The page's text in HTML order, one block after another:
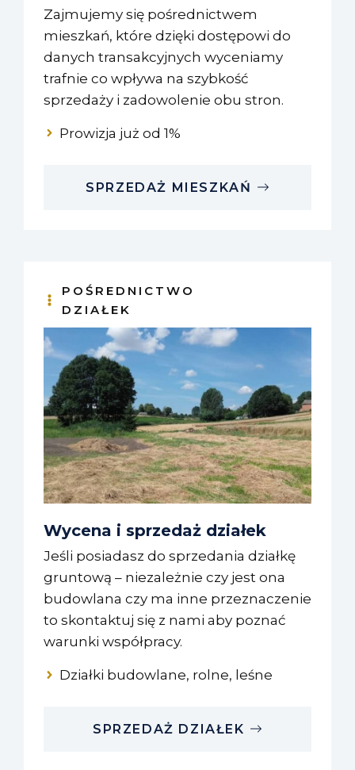
Zajmujemy się pośrednictwem
mieszkań, które dzięki dostępowi do
danych transakcyjnych wyceniamy
trafnie co wpływa na szybkość
sprzedaży i zadowolenie obu stron.
Prowizja już od 1%
SPRZEDAŻ MIESZKAŃ
POŚREDNICTWO
DZIAŁEK
Wycena i sprzedaż działek
Jeśli posiadasz do sprzedania działkę
gruntową – niezależnie czy jest ona
budowlana czy ma inne przeznaczenie
to skontaktuj się z nami aby poznać
warunki współpracy.
Działki budowlane, rolne, leśne
SPRZEDAŻ DZIAŁEK